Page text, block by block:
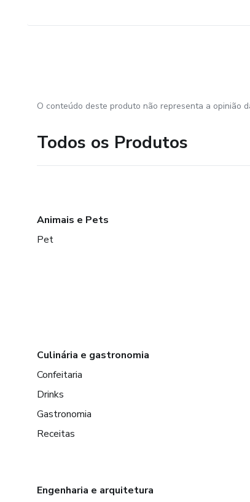
O conteúdo deste produto não representa a opinião
Todos os Produtos
Animais e Pets
Pet
Culinária e gastronomia
Confeitaria
Drinks
Gastronomia
Receitas
Engenharia e arquitetura